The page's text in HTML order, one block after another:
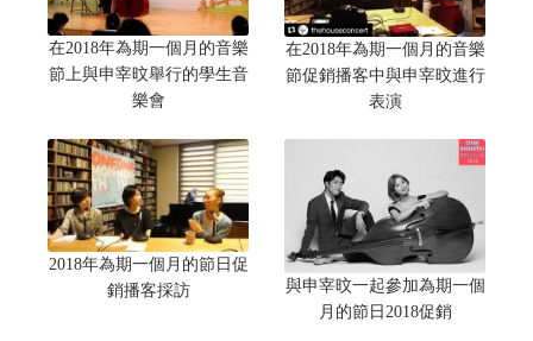
在2018年為期一個月的音樂
節上與申宰旼舉行的學生音
樂會
在2018年為期一個月的音樂
節促銷播客中與申宰旼進行
表演
2018年為期一個月的節日促
銷播客採訪
與申宰旼一起參加為期一個
月的節日2018促銷